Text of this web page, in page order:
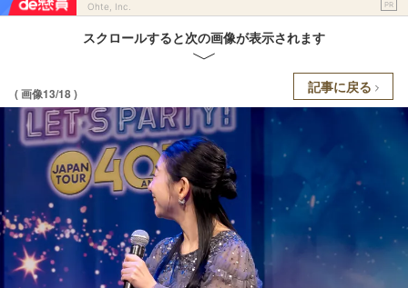
Ohte, Inc. PR
スクロールすると次の画像が表示されます
( 画像13/18 ) 記事に戻る